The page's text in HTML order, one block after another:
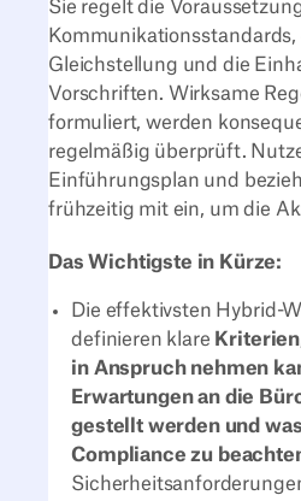
Sie regelt die
Gleichstellung und die
Vorschriften. Wirksame
formuliert, werden
regelmäßig überprüft.
Einführungsplan und
frühzeitig mit ein, um die
Das Wichtigste in Kürze:
Die effektivsten Hybrid-
definieren klare
in Anspruch nehmen
Erwartungen an die
gestellt werden und
Compliance zu